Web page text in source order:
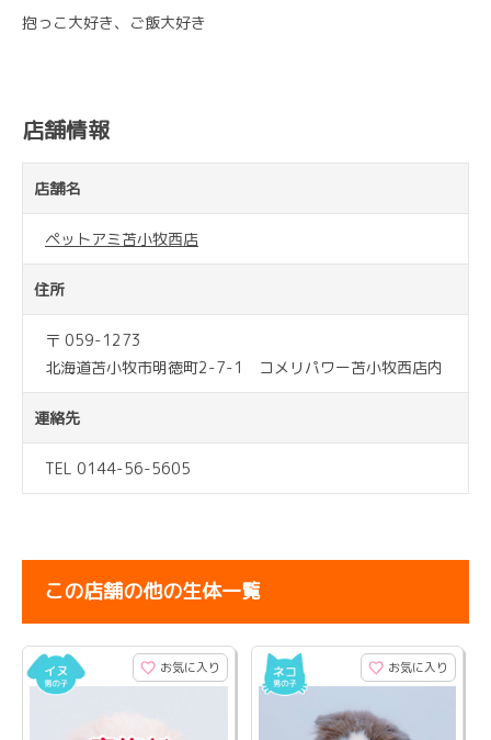
抱っこ大好き、ご飯大好き
店舗情報
店舗名
ペットアミ苫小牧西店
住所
〒 059-1273
北海道苫小牧市明徳町2-7-1 コメリパワー苫小牧西店内
連絡先
TEL 0144-56-5605
この店舗の他の生体一覧
お気に入り お気に入り